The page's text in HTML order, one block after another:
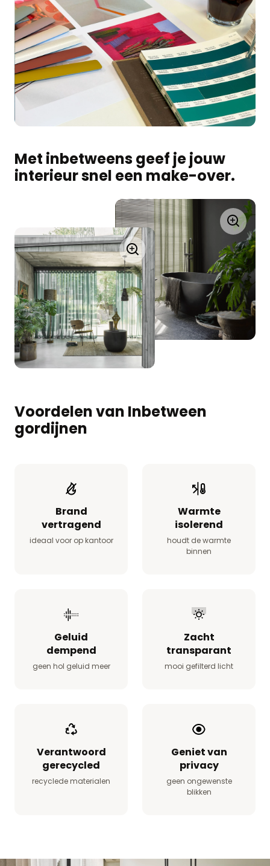
Met inbetweens geef je jouw
interieur snel een make-over.
Voordelen van Inbetween
gordijnen
Brand
vertragend
ideaal voor op kantoor
Warmte
isolerend
houdt de warmte
binnen
Geluid
dempend
geen hol geluid meer
Zacht
transparant
mooi gefilterd licht
Verantwoord
gerecycled
recyclede materialen
Geniet van
privacy
geen ongewenste
blikken